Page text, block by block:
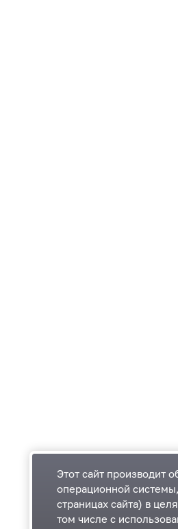
Одинцовский
области
Этот сайт производит
операционной
страницах сайта) в
том числе с